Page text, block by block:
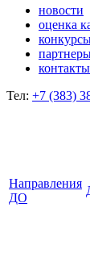
новости
оценка
контакты
Тел: +7 (383)
Направления
ДО